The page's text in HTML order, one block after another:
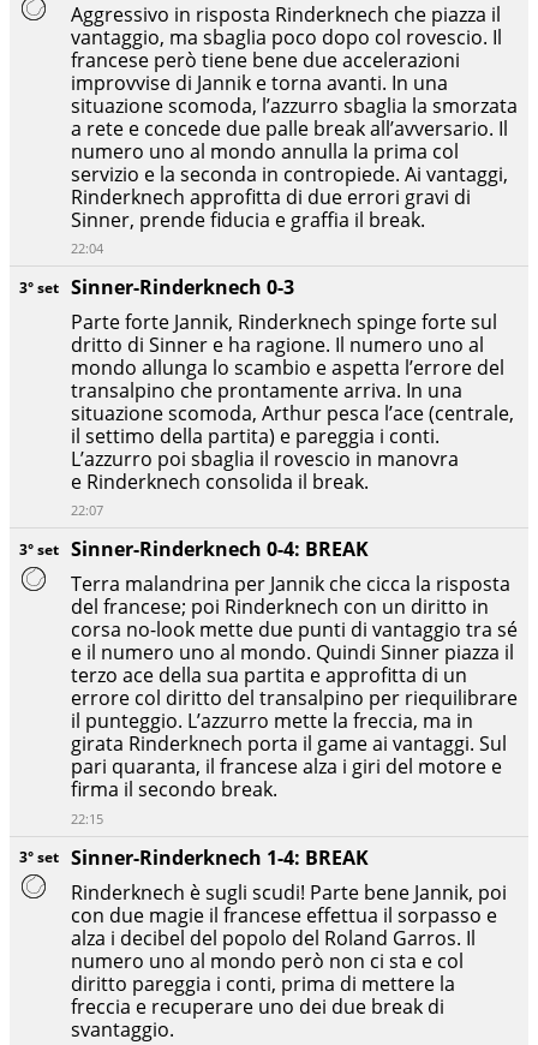
3° set Sinner-Rinderknech 1-4: BREAK
Rinderknech è sugli scudi! Parte bene Jannik, poi
con due magie il francese effettua il sorpasso e
alza i decibel del popolo del Roland Garros. Il
numero uno al mondo però non ci sta e col
diritto pareggia i conti, prima di mettere la
freccia e recuperare uno dei due break di
svantaggio.
3° set Sinner-Rinderknech 0-4: BREAK
Terra malandrina per Jannik che cicca la risposta
del francese; poi Rinderknech con un diritto in
corsa no-look mette due punti di vantaggio tra sé
e il numero uno al mondo. Quindi Sinner piazza il
terzo ace della sua partita e approfitta di un
errore col diritto del transalpino per riequilibrare
il punteggio. L’azzurro mette la freccia, ma in
girata Rinderknech porta il game ai vantaggi. Sul
pari quaranta, il francese alza i giri del motore e
firma il secondo break.
22:15
3° set Sinner-Rinderknech 0-3
Parte forte Jannik, Rinderknech spinge forte sul
dritto di Sinner e ha ragione. Il numero uno al
mondo allunga lo scambio e aspetta l’errore del
transalpino che prontamente arriva. In una
situazione scomoda, Arthur pesca l’ace (centrale,
il settimo della partita) e pareggia i conti.
L’azzurro poi sbaglia il rovescio in manovra
e Rinderknech consolida il break.
22:07
Aggressivo in risposta Rinderknech che piazza il
vantaggio, ma sbaglia poco dopo col rovescio. Il
francese però tiene bene due accelerazioni
improvvise di Jannik e torna avanti. In una
situazione scomoda, l’azzurro sbaglia la smorzata
a rete e concede due palle break all’avversario. Il
numero uno al mondo annulla la prima col
servizio e la seconda in contropiede. Ai vantaggi,
Rinderknech approfitta di due errori gravi di
Sinner, prende fiducia e graffia il break.
22:04